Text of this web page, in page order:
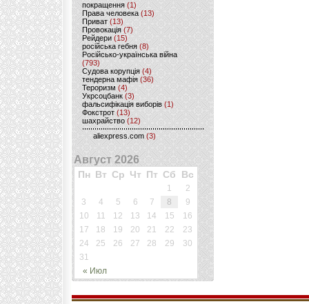
покращення (1)
Права человека(13)
Приват (13)
Провокація (7)
Рейдери (15)
російська гебня (8)
Російсько-українська війна
(793)
Судова корупція (4)
тендерна мафія (36)
Тероризм (4)
Укрсоцбанк (3)
фальсифікація виборів (1)
Фокстрот(13)
шахрайство (12)
aliexpress.com (3)
Август 2026
Пн Вт Ср Чт Пт Сб Вс
« Июл
1
2
3
4 5 6 7 8
9
10
11 12 13 14 15
16
17
18 19 20 21 22
23
24
25 26 27 28 29
30
31